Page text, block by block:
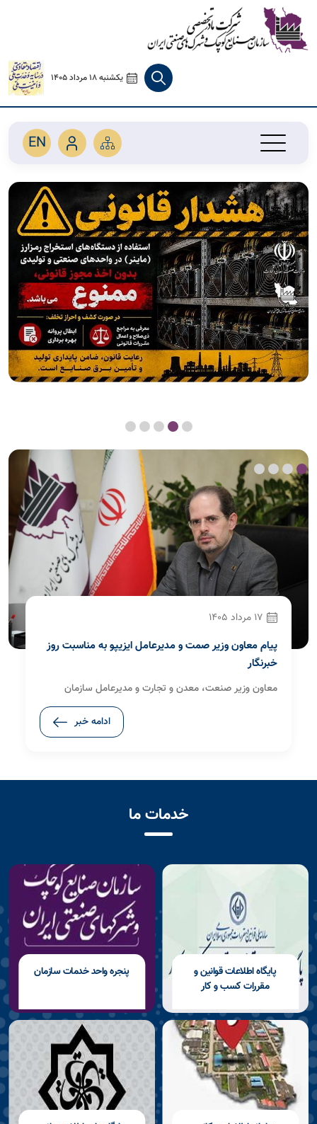
یکشنبه 18 مرداد 1405
EN
14 مرداد 1405
سرپرست مدیریت آمار و فناوری اطلاعات سازمان صنایع
کوچک و شهرک‌های صنعتی ایران منصوب شد
با حکم معاون وزیر صنعت، معدن و تجارت، رئیس هیأت‌مدیره
و مدیرعامل سازمان صنایع کوچک و شهرک‌های صنعتی ایران
(ایزیپو)، «منصور غفاری» به عنوان سرپرست مدیریت آمار و
ادامه خبر
خدمات ما
پايگاه اطلاعات قوانين و
مقررات كسب و كار
پنجره واحد خدمات سازمان